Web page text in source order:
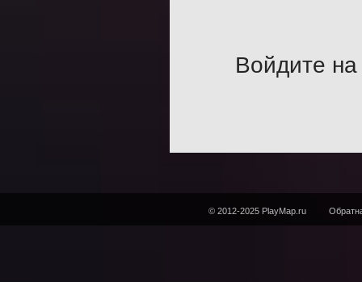
Войдите на
© 2012-2025 PlayMap.ru